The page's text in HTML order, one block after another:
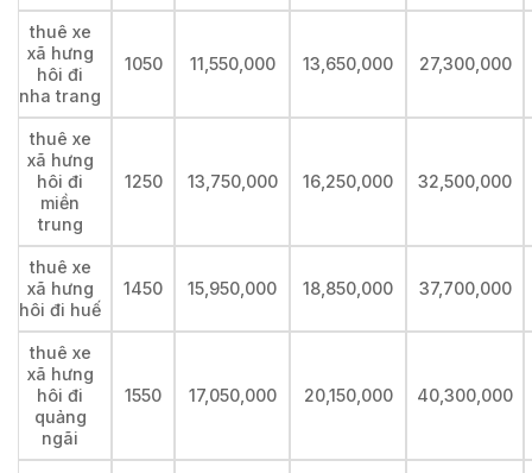
thuê xe
xã hưng
hôi đi
nha trang
1050 11,550,000 13,650,000 27,300,000
thuê xe
xã hưng
hôi đi
miền
trung
1250 13,750,000 16,250,000 32,500,000
thuê xe
xã hưng
hôi đi huế
1450 15,950,000 18,850,000 37,700,000
thuê xe
xã hưng
hôi đi
quảng
ngãi
1550 17,050,000 20,150,000 40,300,000